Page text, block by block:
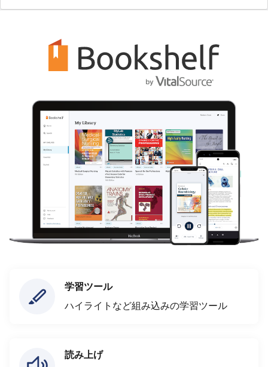
学習ツール
ハイライトなど組み込みの学習ツール
読み上げ